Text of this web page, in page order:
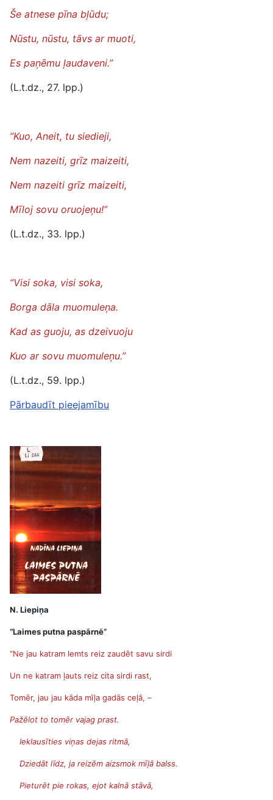
Še atnese pīna bļūdu;
Nūstu, nūstu, tāvs ar muoti,
Es paņēmu ļaudaveni.”
(L.t.dz., 27. lpp.)
“Kuo, Aneit, tu siedieji,
Nem nazeiti, grīz maizeiti,
Nem nazeiti grīz maizeiti,
Mīloj sovu oruojeņu!”
(L.t.dz., 33. lpp.)
“Visi soka, visi soka,
Borga dāla muomuleņa.
Kad as guoju, as dzeivuoju
Kuo ar sovu muomuleņu.”
(L.t.dz., 59. lpp.)
Pārbaudīt pieejamību
N. Liepiņa
“Laimes putna paspārnē”
“Ne jau katram lemts reiz zaudēt savu sirdi
Un ne katram ļauts reiz cita sirdi rast,
Tomēr, jau jau kāda mīļa gadās ceļā, –
Pažēlot to tomēr vajag prast.
Ieklausīties viņas dejas ritmā,
Dziedāt līdz, ja reizēm aizsmok mīļā balss.
Pieturēt pie rokas, ejot kalnā stāvā,